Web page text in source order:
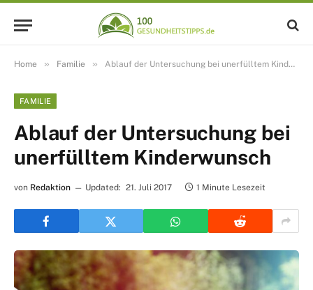
Home » Familie » Ablauf der Untersuchung bei unerfülltem Kinderwunsch
FAMILIE
Ablauf der Untersuchung bei
unerfülltem Kinderwunsch
von Redaktion Updated: 21. Juli 2017 1 Minute Lesezeit